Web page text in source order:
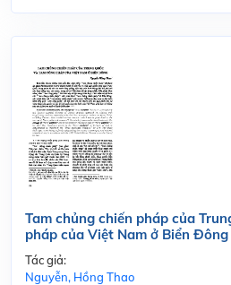
Tam chủng chiến pháp của
pháp của Việt Nam ở Biển Đông
Tác giả:
Nguyễn, Hồng Thao